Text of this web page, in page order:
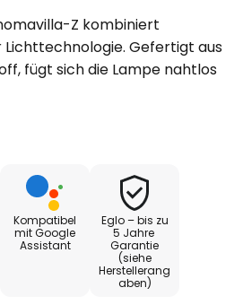
Z kombiniert
Gefertigt aus
fügt sich die Lampe nahtlos
ein. Die integrierte LED-
zu tageslichtähnlicher
eine präzise
während der
Helligkeitsregulierung sorgt.
connect und ZigBee Smart-
bequem per iOS- oder
Kompatibel
mit Google
Assistant
Eglo – bis zu
5 Jahre
Garantie
(siehe
Herstellerang
aben)